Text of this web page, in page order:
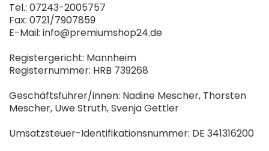
Tel.: 07243-2005757
Fax: 0721/7907859
E-Mail: info@premiumshop24.de
Registergericht: Mannheim
Registernummer: HRB 739268
Geschäftsführer/innen: Nadine Mescher, Thorsten
Mescher, Uwe Struth, Svenja Gettler
Umsatzsteuer-Identifikationsnummer: DE 341316200